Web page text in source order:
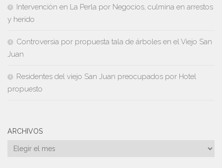
Intervención en La Perla por Negocios, culmina en arrestos
y herido
Controversia por propuesta tala de árboles en el Viejo San
Juan
Residentes del viejo San Juan preocupados por Hotel
propuesto
ARCHIVOS
Archivos